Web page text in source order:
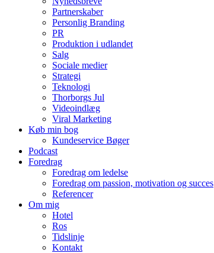
Partnerskaber
Personlig Branding
PR
Produktion i udlandet
Salg
Sociale medier
Strategi
Teknologi
Thorborgs Jul
Videoindlæg
Viral Marketing
Køb min bog
Kundeservice Bøger
Podcast
Foredrag
Foredrag om ledelse
Foredrag om passion, motivation og succes
Referencer
Om mig
Hotel
Ros
Tidslinje
Kontakt